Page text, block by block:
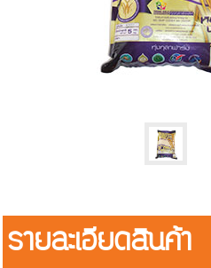
รายละเอียดสินค้า